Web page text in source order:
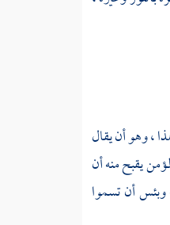
، وهو أن يقال
يقبح منه أن
، وبئس أن تسموا